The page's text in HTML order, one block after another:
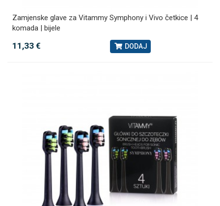
Zamjenske glave za Vitammy Symphony i Vivo četkice | 4
komada | bijele
11,33 € DODAJ